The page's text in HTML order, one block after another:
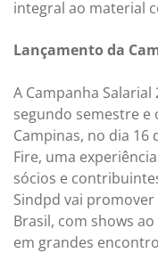
integral ao material
Lançamento da
A Campanha
segundo semestre e
Campinas, no dia 16
Fire, uma
sócios e
Sindpd vai
Brasil, com shows
em grandes